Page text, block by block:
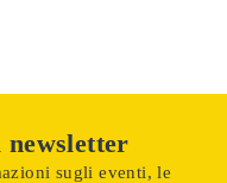
sugli eventi, le